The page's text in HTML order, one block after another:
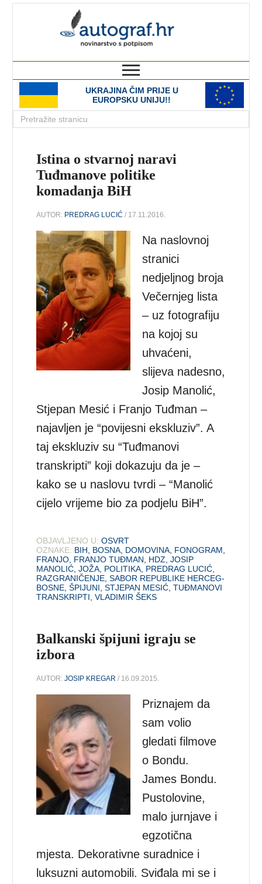
UKRAJINA ČIM PRIJE U
EUROPSKU UNIJU!!
Istina o stvarnoj naravi
Tuđmanove politike
komadanja BiH
AUTOR: PREDRAG LUCIĆ / 17.11.2016.
Na naslovnoj
stranici
nedjeljnog broja
Večernjeg lista
– uz fotografiju
na kojoj su
uhvaćeni,
slijeva nadesno,
Josip Manolić,
Stjepan Mesić i Franjo Tuđman –
najavljen je “povijesni ekskluziv”. A
taj ekskluziv su “Tuđmanovi
transkripti” koji dokazuju da je –
kako se u naslovu tvrdi – “Manolić
cijelo vrijeme bio za podjelu BiH”.
OBJAVLJENO U: OSVRT
OZNAKE: BIH BOSNA DOMOVINA FONOGRAM
FRANJO FRANJO TUĐMAN HDZ ,JOSIP
MANOLIĆ ,JOŽA POLITIKA PREDRAG LUCIĆ
RAZGRANIČENJE ,SABOR REPUBLIKE HERCEG-
BOSNE ,ŠPIJUNI ,STJEPAN MESIĆ ,TUĐMANOVI
TRANSKRIPTI ,VLADIMIR ŠEKS
Balkanski špijuni igraju se
izbora
AUTOR:JOSIP KREGAR / 16.09.2015.
Priznajem da
sam volio
gledati filmove
o Bondu.
James Bondu.
Pustolovine,
malo jurnjave i
egzotična
mjesta. Dekorativne suradnice i
luksuzni automobili. Sviđala mi se i